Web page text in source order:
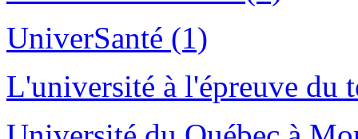
UniverSanté (1)
L'université à l'épreuve du